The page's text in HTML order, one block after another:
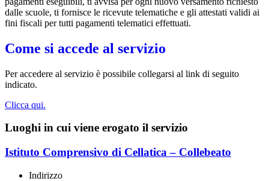
dalle scuole, ti fornisce le ricevute telematiche e gli attestati validi ai
fini fiscali per tutti pagamenti telematici effettuati.
Come si accede al servizio
Per accedere al servizio è possibile collegarsi al link di seguito
indicato.
Clicca qui.
Luoghi in cui viene erogato il servizio
Istituto Comprensivo di Cellatica – Collebeato
Indirizzo